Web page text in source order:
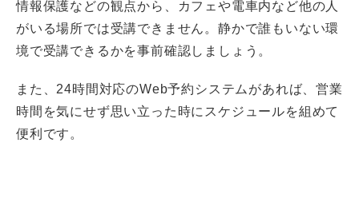
情報保護などの観点から、カフェや電車内など他の人
がいる場所では受講できません。静かで誰もいない環
境で受講できるかを事前確認しましょう。
また、24時間対応のWeb予約システムがあれば、営業
時間を気にせず思い立った時にスケジュールを組めて
便利です。